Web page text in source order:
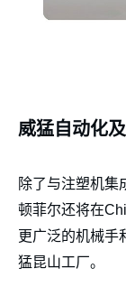
威猛自动化
除了与注塑机集
顿菲尔还将在
更广泛的机械手
猛昆山工厂。